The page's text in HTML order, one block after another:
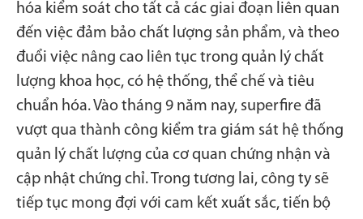
hóa kiểm soát cho tất cả các giai đoạn liên quan
đến việc đảm bảo chất lượng sản phẩm, và theo
đuổi việc nâng cao liên tục trong quản lý chất
lượng khoa học, có hệ thống, thể chế và tiêu
chuẩn hóa. Vào tháng 9 năm nay, superfire đã
vượt qua thành công kiểm tra giám sát hệ thống
quản lý chất lượng của cơ quan chứng nhận và
cập nhật chứng chỉ. Trong tương lai, công ty sẽ
tiếp tục mong đợi với cam kết xuất sắc, tiến bộ